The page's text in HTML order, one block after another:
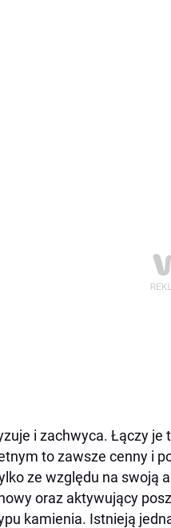
i zachwyca. Łączy je
to zawsze cenny i
ze względu na swoją
oraz aktywujący
kamienia. Istnieją